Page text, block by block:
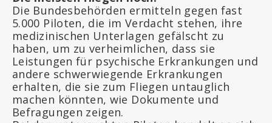
Die Bundesbehörden ermitteln gegen fast
5.000 Piloten, die im Verdacht stehen, ihre
medizinischen Unterlagen gefälscht zu
haben, um zu verheimlichen, dass sie
Leistungen für psychische Erkrankungen und
andere schwerwiegende Erkrankungen
erhalten, die sie zum Fliegen untauglich
machen könnten, wie Dokumente und
Befragungen zeigen.